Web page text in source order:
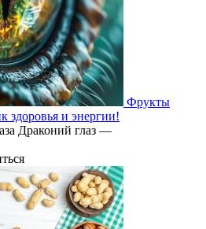
Фрукты
здоровья и энергии!
Драконий глаз —